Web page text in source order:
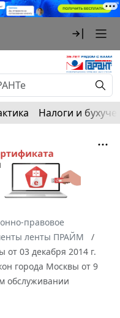
Налоги и
правовое
ленты ПРАЙМ
03 декабря 2014 г.
города Москвы от 9
обслуживании